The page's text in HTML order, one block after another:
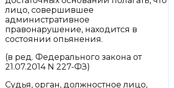
лицо, совершившее
административное
правонарушение, находится в
состоянии опьянения.
(в ред. Федерального закона от
21.07.2014 N 227-ФЗ)
Судья, орган, должностное лицо,